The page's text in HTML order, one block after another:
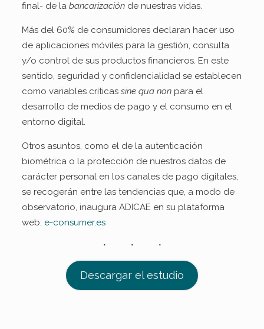
final- de la bancarizaciónde nuestras vidas.
Más del 60% de consumidores declaran hacer uso
de aplicaciones móviles para la gestión, consulta
y/o control de sus productos financieros. En este
sentido, seguridad y confidencialidad se establecen
como variables críticas sine qua nonpara el
desarrollo de medios de pago y el consumo en el
entorno digital.
Otros asuntos, como el de la autenticación
biométrica o la protección de nuestros datos de
carácter personal en los canales de pago digitales,
se recogerán entre las tendencias que, a modo de
observatorio, inaugura ADICAE en su plataforma
web: e-consumer.es
Descargar el estudio